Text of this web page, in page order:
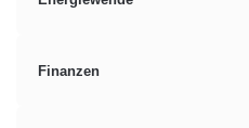
Finanzen